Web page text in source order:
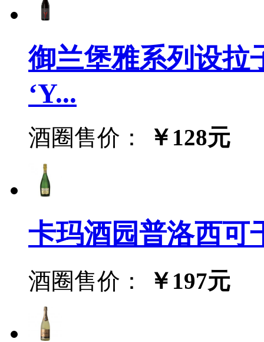
御兰堡雅系列设拉
‘Y...
酒圈售价： ￥128元
卡玛酒园普洛西可
酒圈售价： ￥197元